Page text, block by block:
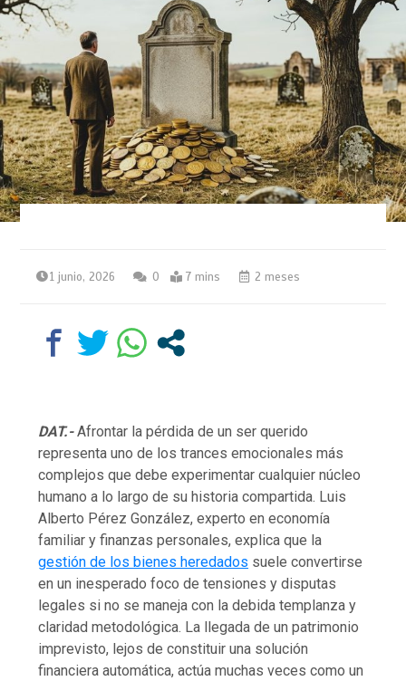
1 junio, 2026 0 7 mins 2 meses
DAT.-Afrontar la pérdida de un ser querido
representa uno de los trances emocionales más
complejos que debe experimentar cualquier núcleo
humano a lo largo de su historia compartida. Luis
Alberto Pérez González, experto en economía
familiar y finanzas personales, explica que la
gestión de los bienes heredados suele convertirse
en un inesperado foco de tensiones y disputas
legales si no se maneja con la debida templanza y
claridad metodológica. La llegada de un patrimonio
imprevisto, lejos de constituir una solución
financiera automática, actúa muchas veces como un